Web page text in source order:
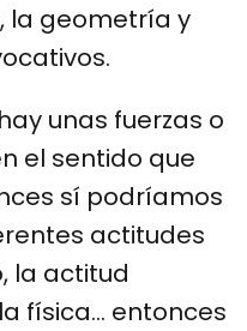
la geometría y
unas fuerzas o
el sentido que
sí podríamos
actitudes
la actitud
física… entonces